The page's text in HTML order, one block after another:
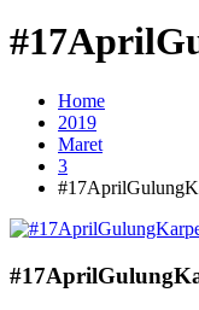
Home
2019
Maret
3